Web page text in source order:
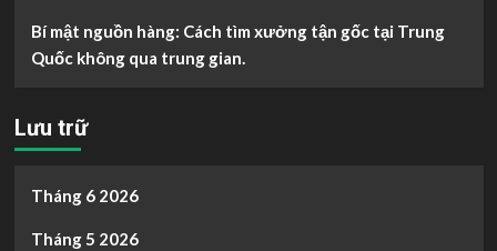
Bí mật nguồn hàng: Cách tìm xưởng tận gốc tại Trung
Quốc không qua trung gian.
Lưu trữ
Tháng 6 2026
Tháng 5 2026